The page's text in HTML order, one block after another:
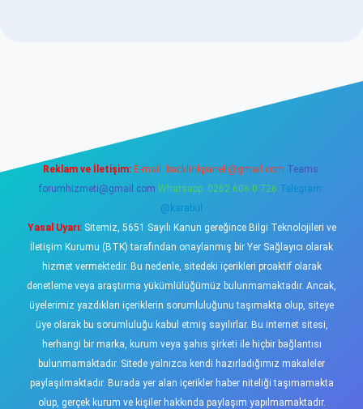
Reklam ve İletişim: E-mail: backlinkpaneli@gmail.com Teams:
forumhizmeti@gmail.com Whatsapp: 0262 606 0 726 Telegram:
@karabul
Yasal Uyarı:Sitemiz, 5651 Sayılı Kanun gereğince Bilgi Teknolojileri ve
İletişim Kurumu (BTK) tarafından onaylanmış bir Yer Sağlayıcı olarak
hizmet vermektedir. Bu nedenle, sitedeki içerikleri proaktif olarak
denetleme veya araştırma yükümlülüğümüz bulunmamaktadır. Ancak,
üyelerimiz yazdıkları içeriklerin sorumluluğunu taşımakta olup, siteye
üye olarak bu sorumluluğu kabul etmiş sayılırlar. Bu internet sitesi,
herhangi bir marka, kurum veya şahıs şirketi ile hiçbir bağlantısı
bulunmamaktadır. Sitede yalnızca kendi hazırladığımız makaleler
paylaşılmaktadır. Burada yer alan içerikler haber niteliği taşımamakta
olup, gerçek kurum ve kişiler hakkında paylaşım yapılmamaktadır.